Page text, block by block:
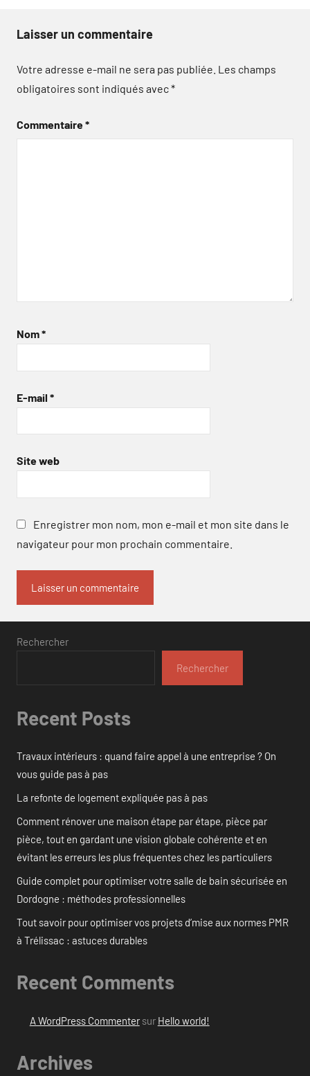
Laisser un commentaire
Votre adresse e-mail ne sera pas publiée. Les champs
obligatoires sont indiqués avec*
Commentaire*
Nom*
E-mail *
Site web
Enregistrer mon nom, mon e-mail et mon site dans le
navigateur pour mon prochain commentaire.
Rechercher
Rechercher
Recent Posts
Travaux intérieurs : quand faire appel à une entreprise ? On
vous guide pas à pas
La refonte de logement expliquée pas à pas
Comment rénover une maison étape par étape, pièce par
pièce, tout en gardant une vision globale cohérente et en
évitant les erreurs les plus fréquentes chez les particuliers
Guide complet pour optimiser votre salle de bain sécurisée en
Dordogne : méthodes professionnelles
Tout savoir pour optimiser vos projets d’mise aux normes PMR
à Trélissac : astuces durables
Recent Comments
A WordPress Commentersur Hello world!
Archives